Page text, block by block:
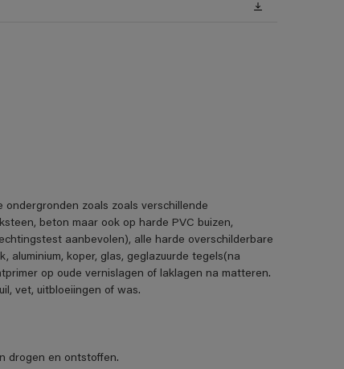
zoals zoals verschillende
beton maar ook op harde PVC buizen,
aanbevolen), alle harde overschilderbare
aluminium, koper, glas, geglazuurde tegels(na
op oude vernislagen of laklagen na matteren.
vet, uitbloeiingen of was.
drogen en ontstoffen.